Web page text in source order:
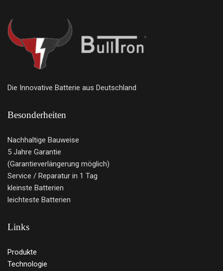
Die Innovative Batterie aus Deutschland
Besonderheiten
Nachhaltige Bauweise
5 Jahre Garantie
(Garantieverlängerung möglich)
Service / Reparatur in 1 Tag
kleinste Batterien
leichteste Batterien
Links
Produkte
Technologie